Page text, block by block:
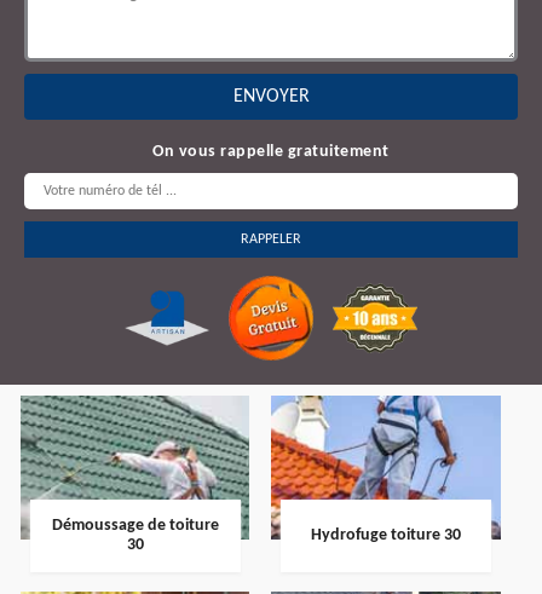
On vous rappelle gratuitement
Démoussage de toiture
30
Hydrofuge toiture 30